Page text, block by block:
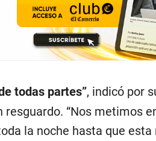
todas partes”, indicó por
resguardo. “Nos metimos
la noche hasta que